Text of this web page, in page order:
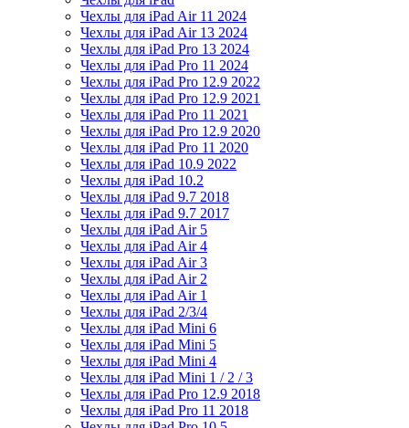
Чехлы для iPad Air 11 2024
Чехлы для iPad Air 13 2024
Чехлы для iPad Pro 13 2024
Чехлы для iPad Pro 11 2024
Чехлы для iPad Pro 12.9 2022
Чехлы для iPad Pro 12.9 2021
Чехлы для iPad Pro 11 2021
Чехлы для iPad Pro 12.9 2020
Чехлы для iPad Pro 11 2020
Чехлы для iPad 10.9 2022
Чехлы для iPad 10.2
Чехлы для iPad 9.7 2018
Чехлы для iPad 9.7 2017
Чехлы для iPad Air 5
Чехлы для iPad Air 4
Чехлы для iPad Air 3
Чехлы для iPad Air 2
Чехлы для iPad Air 1
Чехлы для iPad 2/3/4
Чехлы для iPad Mini 6
Чехлы для iPad Mini 5
Чехлы для iPad Mini 4
Чехлы для iPad Mini 1 / 2 / 3
Чехлы для iPad Pro 12.9 2018
Чехлы для iPad Pro 11 2018